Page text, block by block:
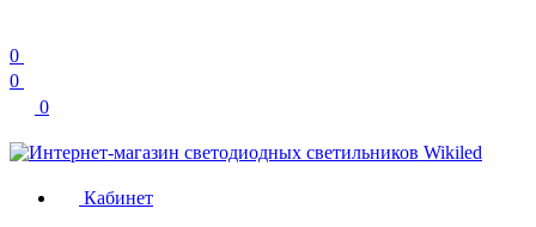
0
0
0
Кабинет